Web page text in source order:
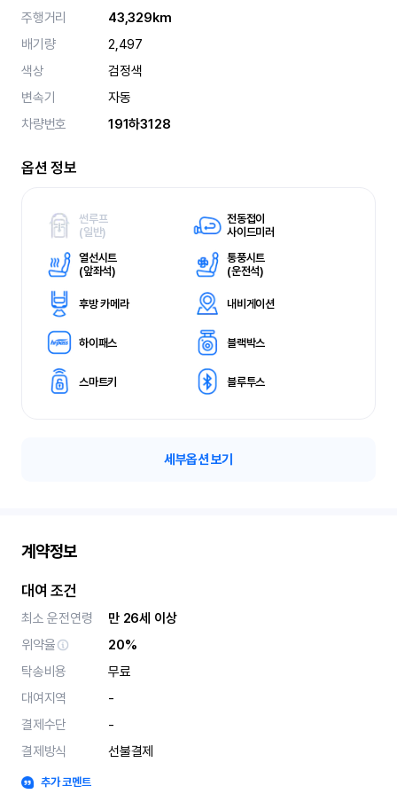
주행거리
43,329km
배기량
2,497
색상
검정색
변속기
자동
차량번호
191하3128
옵션 정보
썬루프
(일반)
전동접이
사이드미러
열선시트
(앞좌석)
통풍시트
(운전석)
후방 카메라 내비게이션
하이패스 블랙박스
스마트키 블루투스
세부옵션 보기
계약정보
대여 조건
최소 운전연령
만 26세 이상
위약율
20%
탁송비용
무료
대여지역
-
결제수단
-
결제방식
선불결제
추가 코멘트